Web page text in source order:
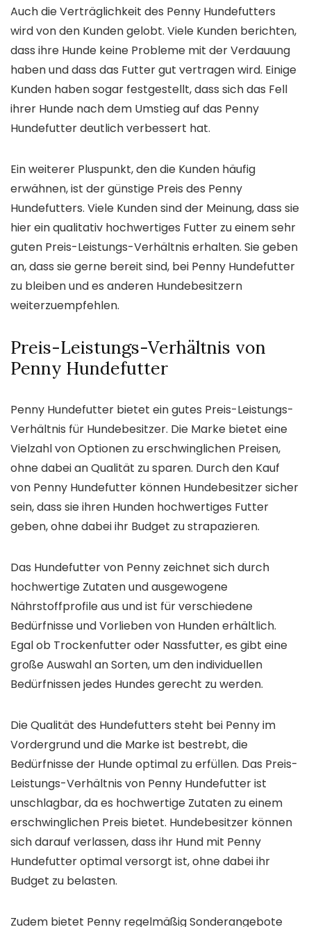
Auch die Verträglichkeit des Penny Hundefutters
wird von den Kunden gelobt. Viele Kunden berichten,
dass ihre Hunde keine Probleme mit der Verdauung
haben und dass das Futter gut vertragen wird. Einige
Kunden haben sogar festgestellt, dass sich das Fell
ihrer Hunde nach dem Umstieg auf das Penny
Hundefutter deutlich verbessert hat.
Ein weiterer Pluspunkt, den die Kunden häufig
erwähnen, ist der günstige Preis des Penny
Hundefutters. Viele Kunden sind der Meinung, dass sie
hier ein qualitativ hochwertiges Futter zu einem sehr
guten Preis-Leistungs-Verhältnis erhalten. Sie geben
an, dass sie gerne bereit sind, bei Penny Hundefutter
zu bleiben und es anderen Hundebesitzern
weiterzuempfehlen.
Preis-Leistungs-Verhältnis von
Penny Hundefutter
Penny Hundefutter bietet ein gutes Preis-Leistungs-
Verhältnis für Hundebesitzer. Die Marke bietet eine
Vielzahl von Optionen zu erschwinglichen Preisen,
ohne dabei an Qualität zu sparen. Durch den Kauf
von Penny Hundefutter können Hundebesitzer sicher
sein, dass sie ihren Hunden hochwertiges Futter
geben, ohne dabei ihr Budget zu strapazieren.
Das Hundefutter von Penny zeichnet sich durch
hochwertige Zutaten und ausgewogene
Nährstoffprofile aus und ist für verschiedene
Bedürfnisse und Vorlieben von Hunden erhältlich.
Egal ob Trockenfutter oder Nassfutter, es gibt eine
große Auswahl an Sorten, um den individuellen
Bedürfnissen jedes Hundes gerecht zu werden.
Die Qualität des Hundefutters steht bei Penny im
Vordergrund und die Marke ist bestrebt, die
Bedürfnisse der Hunde optimal zu erfüllen. Das Preis-
Leistungs-Verhältnis von Penny Hundefutter ist
unschlagbar, da es hochwertige Zutaten zu einem
erschwinglichen Preis bietet. Hundebesitzer können
sich darauf verlassen, dass ihr Hund mit Penny
Hundefutter optimal versorgt ist, ohne dabei ihr
Budget zu belasten.
Zudem bietet Penny regelmäßig Sonderangebote